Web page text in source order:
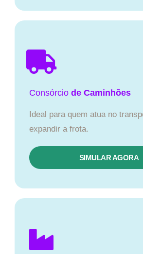
Consórcio de Caminhões
Ideal para quem atua no
expandir a frota.
SIMULAR AGORA